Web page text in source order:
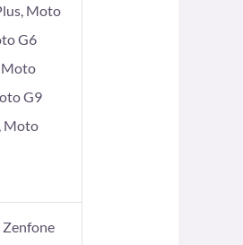
Moto
G6
Moto
G9
Moto
Zenfone